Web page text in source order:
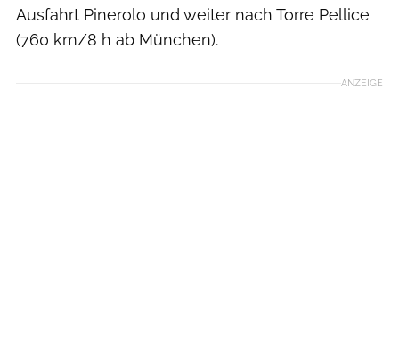
Ausfahrt Pinerolo und weiter nach Torre Pellice
(760 km/8 h ab München).
ANZEIGE